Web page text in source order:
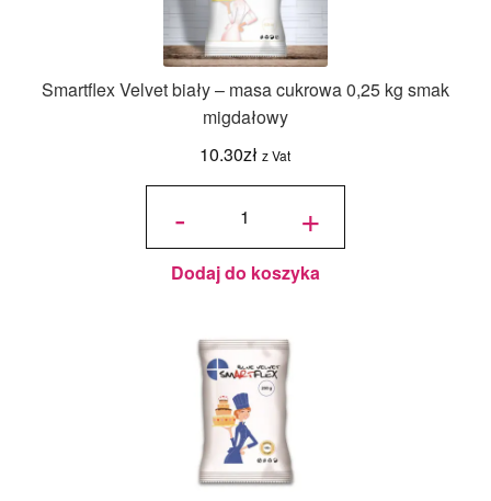
Smartflex Velvet biały – masa cukrowa 0,25 kg smak
migdałowy
10.30zł z Vat
-
ilość
biały -
masa
cukrowa
0,25 kg
smak
+
Dodaj do koszyka